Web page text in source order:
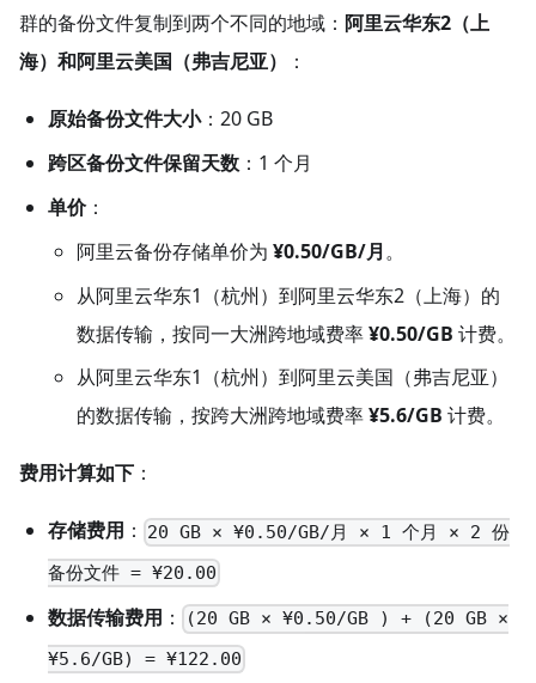
群的备份文件复制到两个不同的地域： 阿里云华东2（上
海） 和阿里云美国（弗吉尼亚） ：
原始备份文件大小：20 GB
跨区备份文件保留天数 ：1 个月
单价：
阿里云备份存储单价为 ¥0.50/GB/月。
从阿里云华东1（杭州）到阿里云华东2（上海）的
数据传输，按同一大洲跨地域费率¥0.50/GB 计费。
从阿里云华东1（杭州）到阿里云美国（弗吉尼亚）
的数据传输，按跨大洲跨地域费率¥5.6/GB 计费。
费用计算如下 ：
存储费用 ：
20 GB × ¥0.50/GB/月 × 1 个月 × 2 份
备份文件 = ¥20.00
数据传输费用 ：
(20 GB × ¥0.50/GB ) + (20 GB ×
¥5.6/GB) = ¥122.00